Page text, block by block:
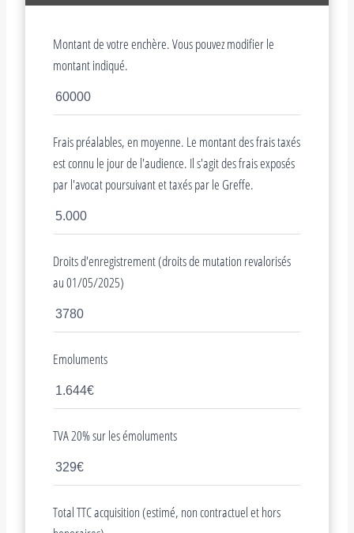
Montant de votre enchère. Vous pouvez modifier le
montant indiqué.
Frais préalables, en moyenne. Le montant des frais taxés
est connu le jour de l'audience. Il s'agit des frais exposés
par l'avocat poursuivant et taxés par le Greffe.
Droits d'enregistrement (droits de mutation revalorisés
au 01/05/2025)
Emoluments
TVA 20% sur les émoluments
Total TTC acquisition (estimé, non contractuel et hors